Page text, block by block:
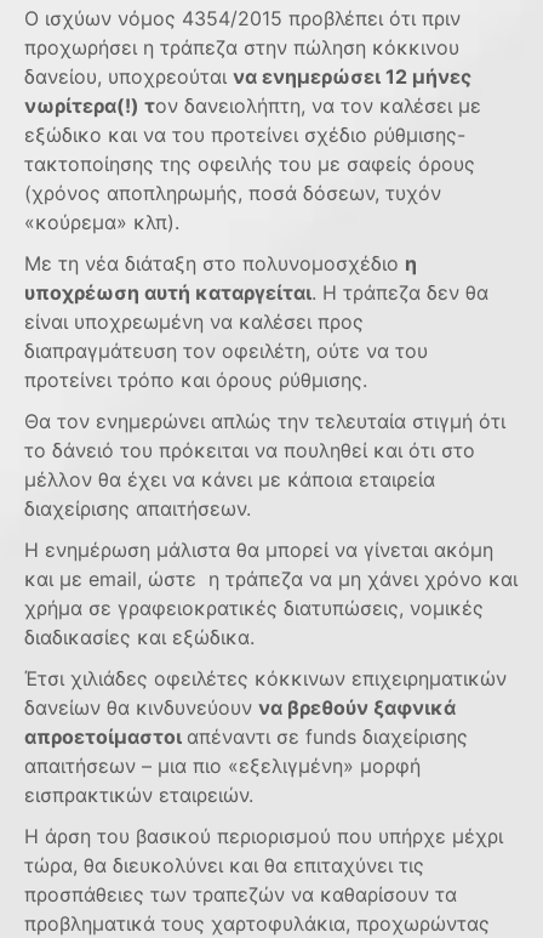
Ο ισχύων νόμος 4354/2015 προβλέπει ότι πριν
προχωρήσει η τράπεζα στην πώληση κόκκινου
δανείου, υποχρεούται να ενημερώσει 12 μήνες
νωρίτερα(!) τον δανειολήπτη, να τον καλέσει με
εξώδικο και να του προτείνει σχέδιο ρύθμισης-
τακτοποίησης της οφειλής του με σαφείς όρους
(χρόνος αποπληρωμής, ποσά δόσεων, τυχόν
«κούρεμα» κλπ).
Με τη νέα διάταξη στο πολυνομοσχέδιο η
υποχρέωση αυτή καταργείται. Η τράπεζα δεν θα
είναι υποχρεωμένη να καλέσει προς
διαπραγμάτευση τον οφειλέτη, ούτε να του
προτείνει τρόπο και όρους ρύθμισης.
Θα τον ενημερώνει απλώς την τελευταία στιγμή ότι
το δάνειό του πρόκειται να πουληθεί και ότι στο
μέλλον θα έχει να κάνει με κάποια εταιρεία
διαχείρισης απαιτήσεων.
Η ενημέρωση μάλιστα θα μπορεί να γίνεται ακόμη
και με email, ώστε η τράπεζα να μη χάνει χρόνο και
χρήμα σε γραφειοκρατικές διατυπώσεις, νομικές
διαδικασίες και εξώδικα.
Έτσι χιλιάδες οφειλέτες κόκκινων επιχειρηματικών
δανείων θα κινδυνεύουν να βρεθούν ξαφνικά
απροετοίμαστοι απέναντι σε funds διαχείρισης
απαιτήσεων – μια πιο «εξελιγμένη» μορφή
εισπρακτικών εταιρειών.
Η άρση του βασικού περιορισμού που υπήρχε μέχρι
τώρα, θα διευκολύνει και θα επιταχύνει τις
προσπάθειες των τραπεζών να καθαρίσουν τα
προβληματικά τους χαρτοφυλάκια, προχωρώντας